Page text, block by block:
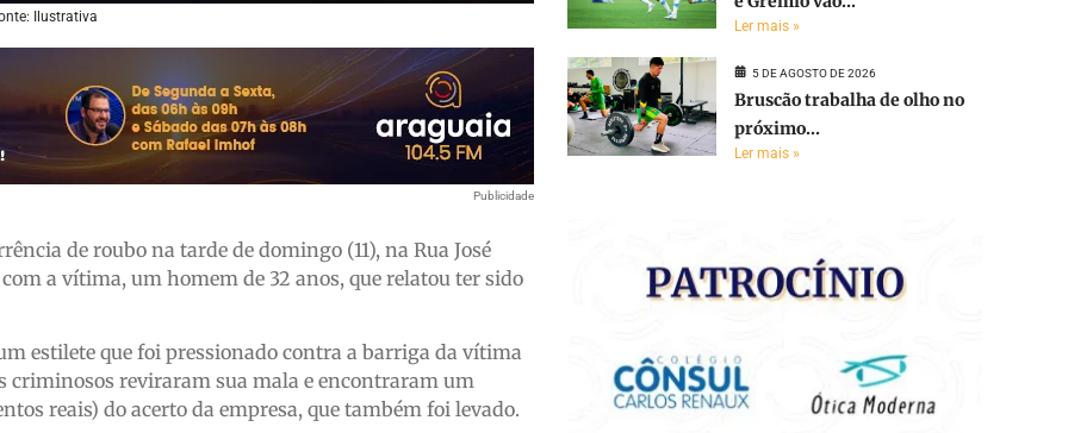
Ilustrativa
Publicidade
de roubo na tarde de domingo (11), na Rua José
a vítima, um homem de 32 anos, que relatou ter sido
estilete que foi pressionado contra a barriga da vítima
criminosos reviraram sua mala e encontraram um
reais) do acerto da empresa, que também foi levado.
Ler mais »
5 DE AGOSTO DE 2026
Bruscão trabalha de olho no
próximo...
Ler mais »